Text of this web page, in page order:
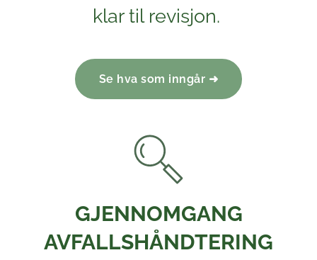
klar til revisjon.
Se hva som inngår ➜
GJENNOMGANG
AVFALLSHÅNDTERING